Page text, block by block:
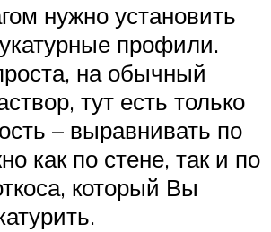
нужно установить
профили.
на обычный
тут есть только
– выравнивать по
как по стене, так и по
который Вы